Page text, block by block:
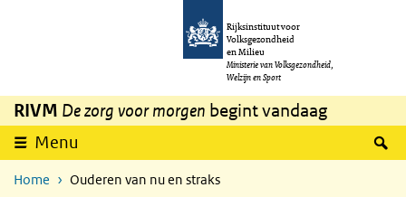
Overslaan en naar de inhoud gaan
Rijksinstituut voor
Volksgezondheid
en Milieu
Ministerie van Volksgezondheid,
Welzijn en Sport
RIVM De zorg voor morgen begint vandaag
Menu
Home Ouderen van nu en straks